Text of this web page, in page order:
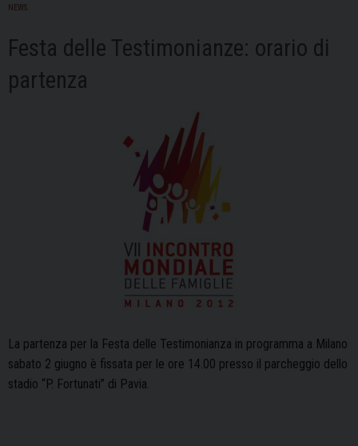
“Timore
speranza”
NEWS
Festa delle Testimonianze: orario di
partenza
La partenza per la Festa delle Testimonianza in programma a Milano
sabato 2 giugno è fissata per le ore 14.00 presso il parcheggio dello
stadio “P. Fortunati” di Pavia.